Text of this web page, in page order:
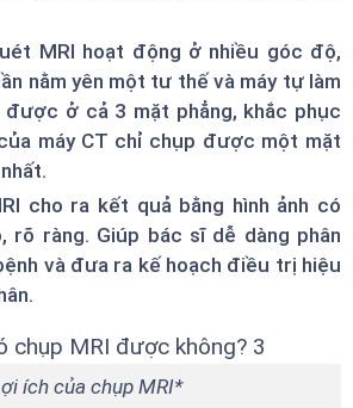
MRI hoạt động ở nhiều góc độ,
nằm yên một tư thế và máy tự làm
được ở cả 3 mặt phẳng, khắc phục
máy CT chỉ chụp được một mặt
cho ra kết quả bằng hình ảnh có
rõ ràng. Giúp bác sĩ dễ dàng phân
và đưa ra kế hoạch điều trị hiệu
ích của chụp MRI*